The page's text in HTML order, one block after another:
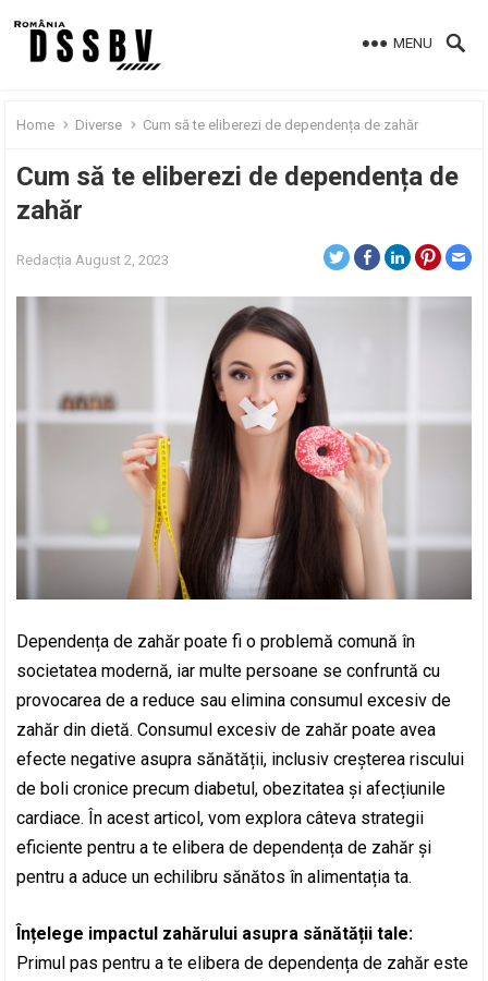
MENU
Home Diverse Cum să te eliberezi de dependența de zahăr
Cum să te eliberezi de dependența de
zahăr
Redacția August 2, 2023
Dependența de zahăr poate fi o problemă comună în
societatea modernă, iar multe persoane se confruntă cu
provocarea de a reduce sau elimina consumul excesiv de
zahăr din dietă. Consumul excesiv de zahăr poate avea
efecte negative asupra sănătății, inclusiv creșterea riscului
de boli cronice precum diabetul, obezitatea și afecțiunile
cardiace. În acest articol, vom explora câteva strategii
eficiente pentru a te elibera de dependența de zahăr și
pentru a aduce un echilibru sănătos în alimentația ta.
Înțelege impactul zahărului asupra sănătății tale:
Primul pas pentru a te elibera de dependența de zahăr este